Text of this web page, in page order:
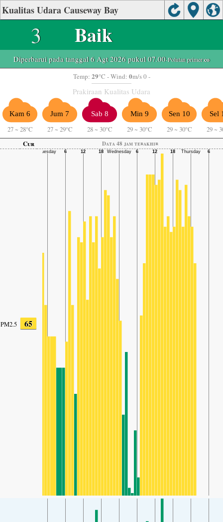
Kualitas Udara Causeway Bay
3 Baik
Diperbarui pada tanggal 6 Agt 2026 pukul 07.00-Polutan primer:co
Temp: 29°C - Wind: 0m/s 0 -
Prakiraan Kualitas Udara
Kam 6
27 ~ 28°C
Jum 7
27 ~ 29°C
Sab 8
28 ~ 30°C
Min 9
29 ~ 30°C
Sen 10
29 ~ 30°C
Sel
29 ~
Cur
Data 48 jam terakhir
PM2.5 65